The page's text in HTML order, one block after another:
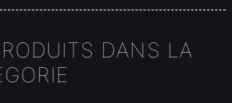
DANS LA